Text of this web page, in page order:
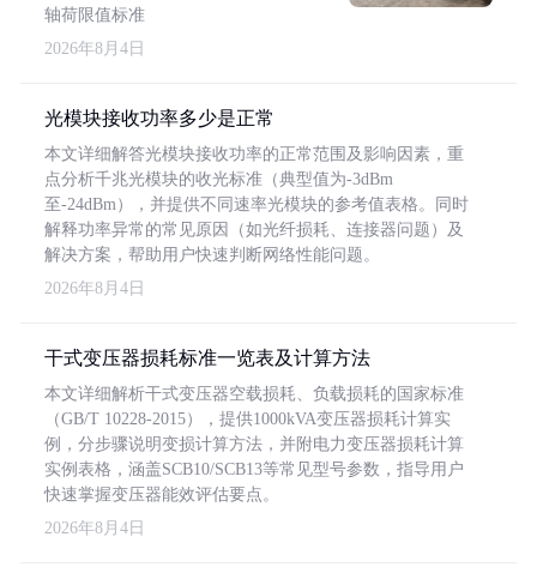
轴荷限值标准
2026年8月4日
光模块接收功率多少是正常
本文详细解答光模块接收功率的正常范围及影响因素，重
点分析千兆光模块的收光标准（典型值为-3dBm
至-24dBm），并提供不同速率光模块的参考值表格。同时
解释功率异常的常见原因（如光纤损耗、连接器问题）及
解决方案，帮助用户快速判断网络性能问题。
2026年8月4日
干式变压器损耗标准一览表及计算方法
本文详细解析干式变压器空载损耗、负载损耗的国家标准
（GB/T 10228-2015），提供1000kVA变压器损耗计算实
例，分步骤说明变损计算方法，并附电力变压器损耗计算
实例表格，涵盖SCB10/SCB13等常见型号参数，指导用户
快速掌握变压器能效评估要点。
2026年8月4日